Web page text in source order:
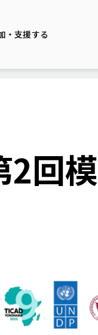
・支援する
2回模